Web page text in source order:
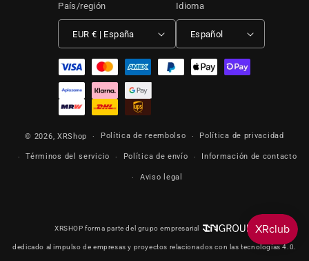
País/región
EUR € | España
Idioma
Español
Formas de pago
© 2026, XRShop Política de reembolso Política de privacidad
Términos del servicio Política de envío Información de contacto
Aviso legal
XRSHOP forma parte del grupo empresarial
dedicado al impulso de empresas y proyectos relacionados con las tecnologías 4.0.